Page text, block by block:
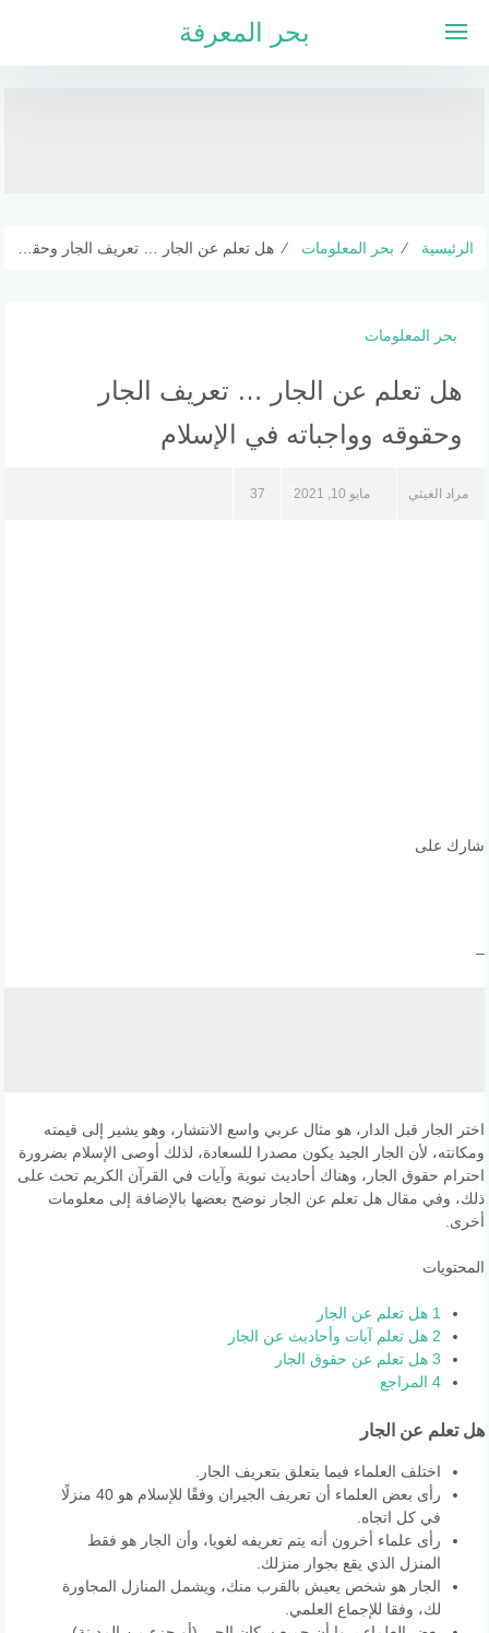
بحر المعرفة
الرئيسية ⁄ بحر المعلومات ⁄ هل تعلم عن الجار … تعريف الجار وحقوقه وواجباته في الإسلام
بحر المعلومات
هل تعلم عن الجار … تعريف الجار
وحقوقه وواجباته في الإسلام
مراد الغيثي مايو 10, 2021 37
شارك على
–
اختر الجار قبل الدار، هو مثال عربي واسع الانتشار، وهو يشير إلى قيمته
ومكانته، لأن الجار الجيد يكون مصدرا للسعادة، لذلك أوصى الإسلام بضرورة
احترام حقوق الجار، وهناك أحاديث نبوية وآيات في القرآن الكريم تحث على
ذلك، وفي مقال هل تعلم عن الجار نوضح بعضها بالإضافة إلى معلومات
أخرى.
المحتويات
1 هل تعلم عن الجار
2 هل تعلم آيات وأحاديث عن الجار
3 هل تعلم عن حقوق الجار
4 المراجع
هل تعلم عن الجار
اختلف العلماء فيما يتعلق بتعريف الجار.
رأى بعض العلماء أن تعريف الجيران وفقًا للإسلام هو 40 منزلًا
في كل اتجاه.
رأى علماء أخرون أنه يتم تعريفه لغويا، وأن الجار هو فقط
المنزل الذي يقع بجوار منزلك.
الجار هو شخص يعيش بالقرب منك، ويشمل المنازل المجاورة
لك، وفقا للإجماع العلمي.